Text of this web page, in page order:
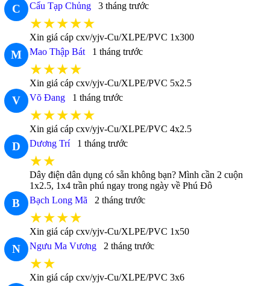
C Cẩu Tạp Chủng 3 tháng trước
★★★★★
Xin giá cáp cxv/yjv-Cu/XLPE/PVC 1x300
M Mao Thập Bát 1 tháng trước
★★★★
Xin giá cáp cxv/yjv-Cu/XLPE/PVC 5x2.5
V Võ Đang 1 tháng trước
★★★★★
Xin giá cáp cxv/yjv-Cu/XLPE/PVC 4x2.5
D Dương Trí 1 tháng trước
★★
Dây điện dân dụng có sẵn không bạn? Mình cần 2 cuộn
1x2.5, 1x4 trần phú ngay trong ngày về Phú Đô
B Bạch Long Mã 2 tháng trước
★★★★
Xin giá cáp cxv/yjv-Cu/XLPE/PVC 1x50
N Ngưu Ma Vương 2 tháng trước
★★
Xin giá cáp cxv/yjv-Cu/XLPE/PVC 3x6